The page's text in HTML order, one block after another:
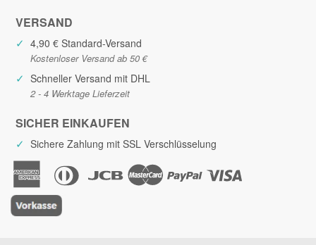
VERSAND
✓ 4,90 € Standard-Versand
Kostenloser Versand ab 50 €
✓ Schneller Versand mit DHL
2 - 4 Werktage Lieferzeit
SICHER EINKAUFEN
✓ Sichere Zahlung mit SSL Verschlüsselung